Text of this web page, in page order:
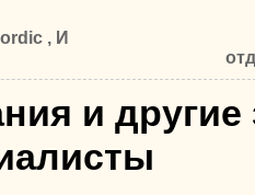
, И
и